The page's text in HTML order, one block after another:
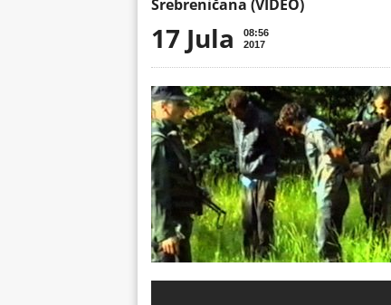
Srebreničana (VIDEO)
17 Jula
08:56
2017